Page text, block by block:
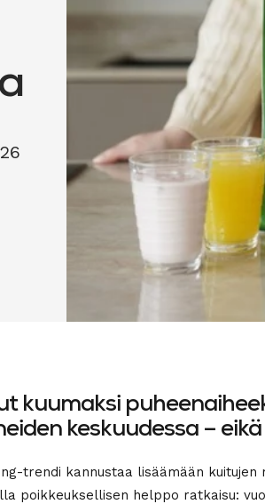
kuumaksi
keskuudessa –
trendi kannustaa lisäämään kuitujen
poikkeuksellisen helppo ratkaisu: